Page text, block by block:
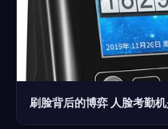
刷脸背后的博弈 人脸考勤